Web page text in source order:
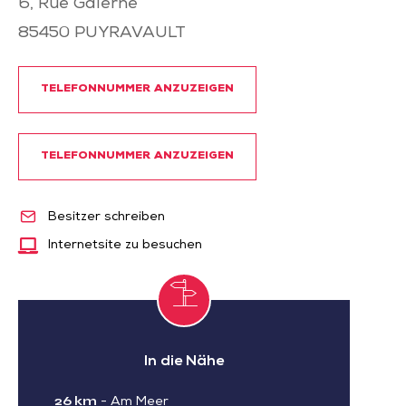
6, Rue Galerne
85450 PUYRAVAULT
TELEFONNUMMER ANZUZEIGEN
TELEFONNUMMER ANZUZEIGEN
Besitzer schreiben
Internetsite zu besuchen
In die Nähe
26 km - Am Meer